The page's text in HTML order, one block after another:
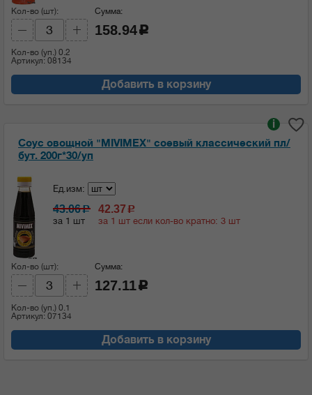
Кол-во (шт):
Кол-во (уп.) 0.2
Артикул: 08134
Сумма:
158.94 c
Добавить в корзину
Соус овощной "MIVIMEX" соевый классический пл/
бут. 200г*30/уп
i
Ед.изм:
43.06c
за 1 шт
42.37 c
за 1 шт если кол-во кратно: 3 шт
Кол-во (шт):
Кол-во (уп.) 0.1
Артикул: 07134
Сумма:
127.11 c
Добавить в корзину